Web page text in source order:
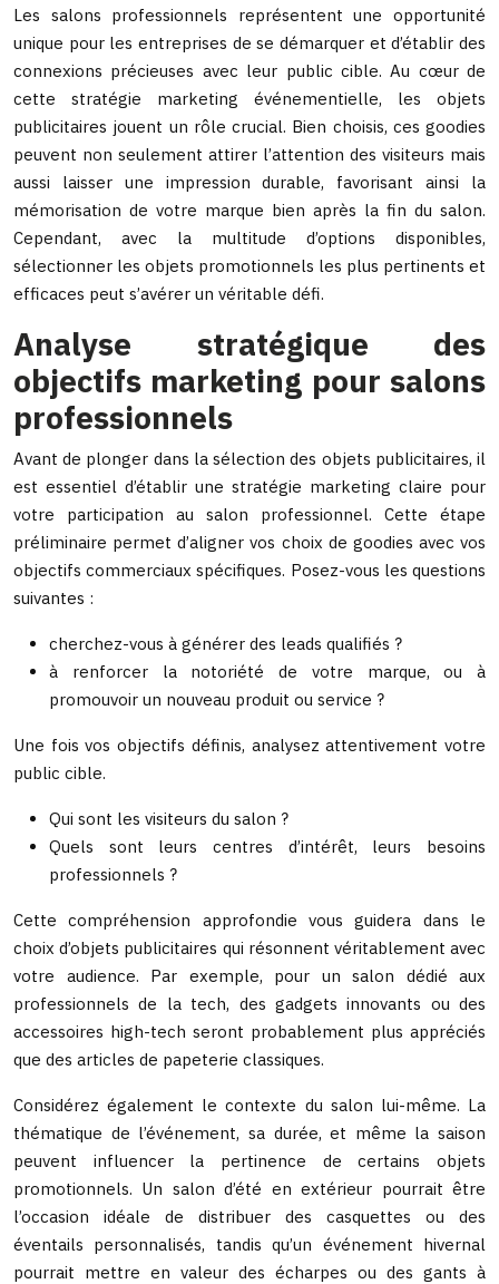
Les salons professionnels représentent une opportunité
unique pour les entreprises de se démarquer et d’établir des
connexions précieuses avec leur public cible. Au cœur de
cette stratégie marketing événementielle, les objets
publicitaires jouent un rôle crucial. Bien choisis, ces goodies
peuvent non seulement attirer l’attention des visiteurs mais
aussi laisser une impression durable, favorisant ainsi la
mémorisation de votre marque bien après la fin du salon.
Cependant, avec la multitude d’options disponibles,
sélectionner les objets promotionnels les plus pertinents et
efficaces peut s’avérer un véritable défi.
Analyse stratégique des
objectifs marketing pour salons
professionnels
Avant de plonger dans la sélection des objets publicitaires, il
est essentiel d’établir une stratégie marketing claire pour
votre participation au salon professionnel. Cette étape
préliminaire permet d’aligner vos choix de goodies avec vos
objectifs commerciaux spécifiques. Posez-vous les questions
suivantes :
cherchez-vous à générer des leads qualifiés ?
à renforcer la notoriété de votre marque, ou à
promouvoir un nouveau produit ou service ?
Une fois vos objectifs définis, analysez attentivement votre
public cible.
Qui sont les visiteurs du salon ?
Quels sont leurs centres d’intérêt, leurs besoins
professionnels ?
Cette compréhension approfondie vous guidera dans le
choix d’objets publicitaires qui résonnent véritablement avec
votre audience. Par exemple, pour un salon dédié aux
professionnels de la tech, des gadgets innovants ou des
accessoires high-tech seront probablement plus appréciés
que des articles de papeterie classiques.
Considérez également le contexte du salon lui-même. La
thématique de l’événement, sa durée, et même la saison
peuvent influencer la pertinence de certains objets
promotionnels. Un salon d’été en extérieur pourrait être
l’occasion idéale de distribuer des casquettes ou des
éventails personnalisés, tandis qu’un événement hivernal
pourrait mettre en valeur des écharpes ou des gants à